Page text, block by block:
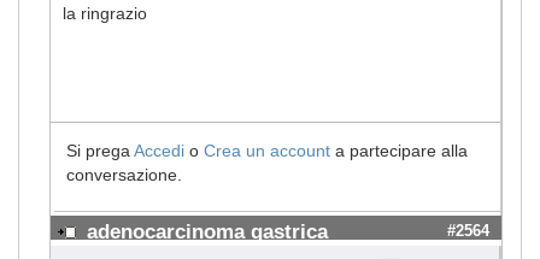
la ringrazio
Si prega Accedi o Crea un account a partecipare alla
conversazione.
adenocarcinoma gastrica #2564